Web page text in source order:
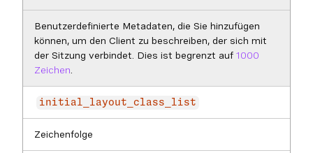
Benutzerdefinierte Metadaten, die Sie hinzufügen
können, um den Client zu beschreiben, der sich mit
der Sitzung verbindet. Dies ist begrenzt auf 1000
Zeichen
initial_layout_class_list
Zeichenfolge